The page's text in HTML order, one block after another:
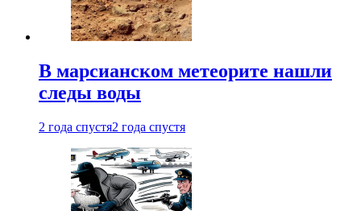
В марсианском метеорите нашли
следы воды
2 года спустя2 года спустя